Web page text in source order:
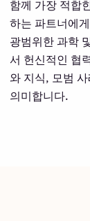
함께 가장 적합
하는 파트너에
광범위한 과학
서 헌신적인 협
와 지식, 모범
의미합니다.